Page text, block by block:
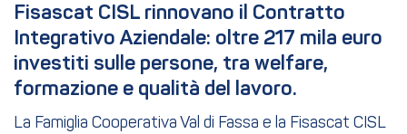
Fisascat CISL rinnovano il Contratto
Integrativo Aziendale: oltre 217 mila euro
investiti sulle persone, tra welfare,
formazione e qualità del lavoro.
La Famiglia Cooperativa Val di Fassa e la Fisascat CISL